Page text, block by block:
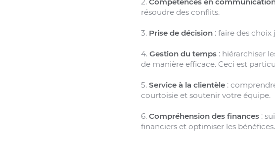
résoudre des conflits.
3. Prise de décision: faire des choix
4. Gestion du temps: hiérarchiser
de manière efficace. Ceci est
5. Service à la clientèle:
courtoisie et soutenir votre équipe.
6. Compréhension des finances:
financiers et optimiser les bénéfices.